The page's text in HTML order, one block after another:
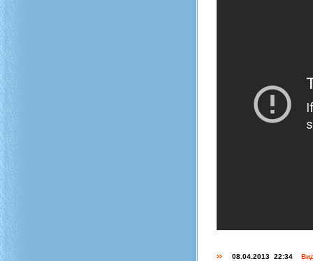
08.04.2013 22:34